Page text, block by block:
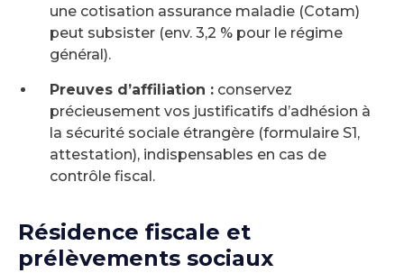
une cotisation assurance maladie (Cotam)
peut subsister (env. 3,2 % pour le régime
général).
Preuves d’affiliation : conservez
précieusement vos justificatifs d’adhésion à
la sécurité sociale étrangère (formulaire S1,
attestation), indispensables en cas de
contrôle fiscal.
Résidence fiscale et
prélèvements sociaux